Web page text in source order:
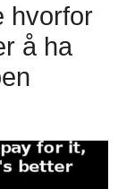
hvorfor
å ha